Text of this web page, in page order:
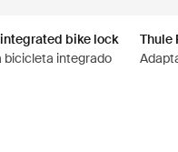
bike lock
bicicleta integrado
Thule